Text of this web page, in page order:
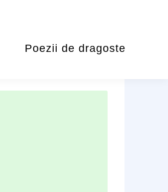
Poezii de dragoste